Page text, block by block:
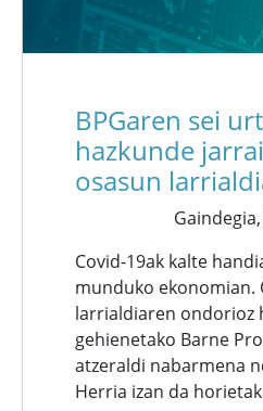
BPGaren sei
hazkunde
osasun
Gaindegia,
Covid-19ak kalte
munduko ekonomian.
larrialdiaren ondorioz
gehienetako Barne
atzeraldi nabarmena
Herria izan da